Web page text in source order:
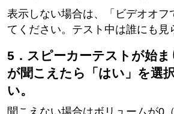
表示しない場合は、「ビデオオフ
てください。テスト中は誰にも見
5．スピーカーテストが始
が聞こえたら「はい」を選
い。
聞こえない場合はボリュームが0